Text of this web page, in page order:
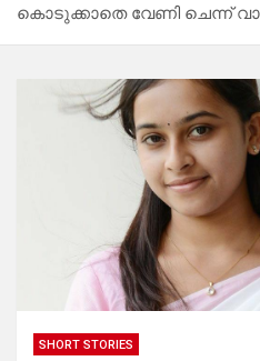
കൊടുക്കാതെ വേണി ചെന്ന്
SHORT STORIES